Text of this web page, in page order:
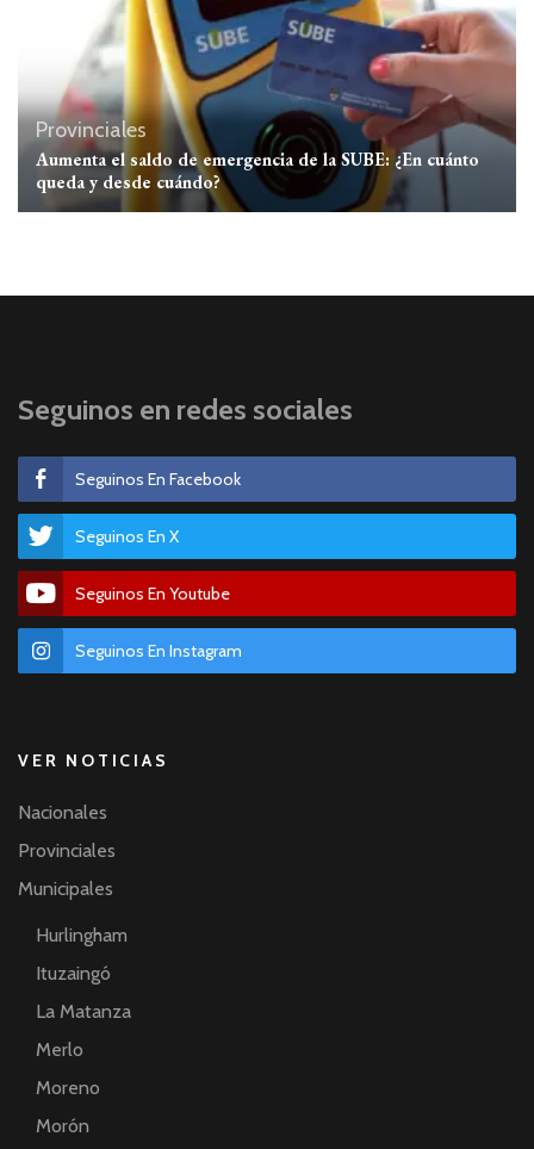
Provinciales
Aumenta el saldo de emergencia de la SUBE: ¿En cuánto
queda y desde cuándo?
Seguinos en redes sociales
Seguinos En Facebook
Seguinos En X
Seguinos En Youtube
Seguinos En Instagram
VER NOTICIAS
Nacionales
Provinciales
Municipales
Hurlingham
Ituzaingó
La Matanza
Merlo
Moreno
Morón